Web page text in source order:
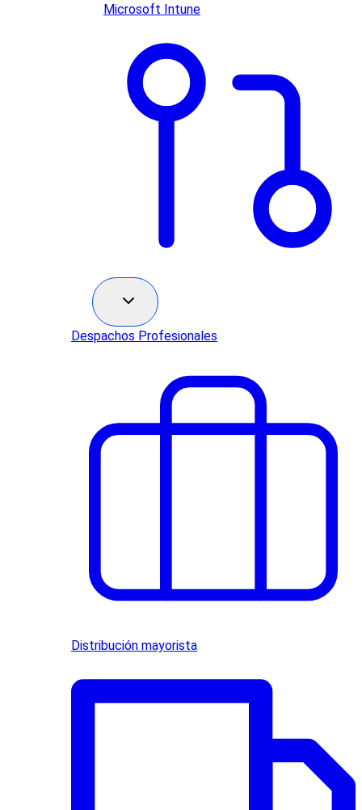
Microsoft Intune
Despachos Profesionales
Distribución mayorista